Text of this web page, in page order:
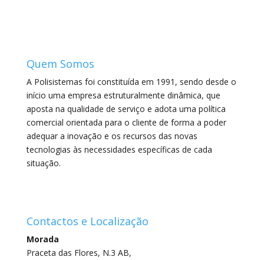
Quem Somos
A Polisistemas foi constituída em 1991, sendo desde o
início uma empresa estruturalmente dinâmica, que
aposta na qualidade de serviço e adota uma política
comercial orientada para o cliente de forma a poder
adequar a inovação e os recursos das novas
tecnologias às necessidades específicas de cada
situação.
Contactos e Localização
Morada
Praceta das Flores, N.3 AB,